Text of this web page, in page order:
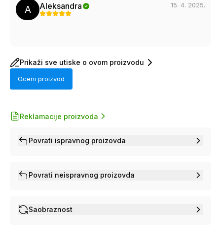
A Aleksandra 15. 4. 2025.
Oceni proizvod
Prikaži sve utiske o ovom proizvodu
Reklamacije proizvoda
Povrati ispravnog proizovda
Povrati neispravnog proizovda
Saobraznost